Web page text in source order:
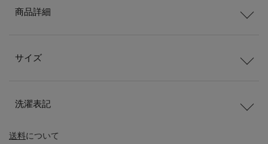
送料について
商品詳細
サイズ
洗濯表記